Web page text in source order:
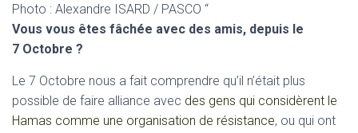
Photo : Alexandre ISARD / PASCO “
Vous vous êtes fâchée avec des amis, depuis le
7 Octobre ?
Le 7 Octobre nous a fait comprendre qu’il n’était plus
possible de faire alliance avec des gens qui considèrent le
Hamas comme une organisation de résistance, ou qui ont